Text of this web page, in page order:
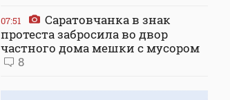
07:51
Саратовчанка в знак
протеста забросила во двор
частного дома мешки с мусором
8